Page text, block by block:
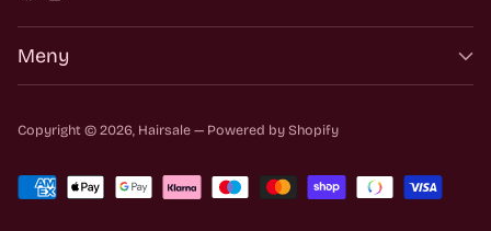
Meny
Copyright © 2026, Hairsale — Powered by Shopify